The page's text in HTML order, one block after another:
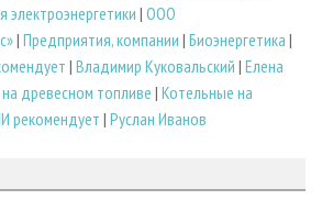
электро­энергетики | ООО
| Предприятия, компании | Биоэнергетика |
| Владимир Куковальский | Елена
древесном топливе | Котельные на
рекомендует | Руслан Иванов